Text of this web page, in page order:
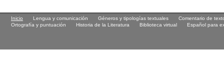
Inicio Lengua y comunicación Géneros y tipologías textuales
Comentario de
Ortografía y puntuación
Historia de la Literatura Biblioteca virtual Español para